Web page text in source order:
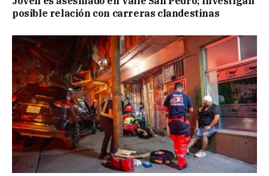
posible relación con carreras clandestinas